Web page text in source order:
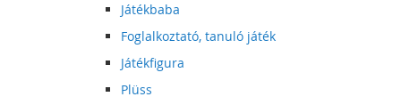
Játékbaba
Foglalkoztató, tanuló játék
Játékfigura
Plüss